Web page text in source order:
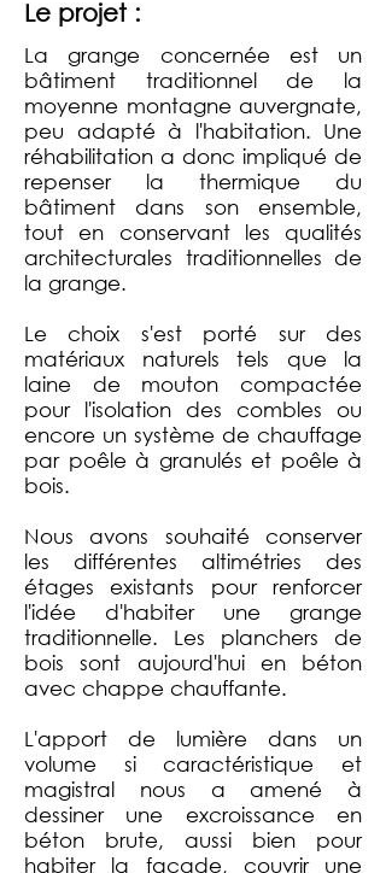
Le projet :
La grange concernée est un
bâtiment traditionnel de la
moyenne montagne auvergnate,
peu adapté à l'habitation. Une
réhabilitation a donc impliqué de
repenser la thermique du
bâtiment dans son ensemble,
tout en conservant les qualités
architecturales traditionnelles de
la grange.
Le choix s'est porté sur des
matériaux naturels tels que la
laine de mouton compactée
pour l'isolation des combles ou
encore un système de chauffage
par poêle à granulés et poêle à
bois.
Nous avons souhaité conserver
les différentes altimétries des
étages existants pour renforcer
l'idée d'habiter une grange
traditionnelle. Les planchers de
bois sont aujourd'hui en béton
avec chappe chauffante.
L'apport de lumière dans un
volume si caractéristique et
magistral nous a amené à
dessiner une excroissance en
béton brute, aussi bien pour
habiter la façade, couvrir une